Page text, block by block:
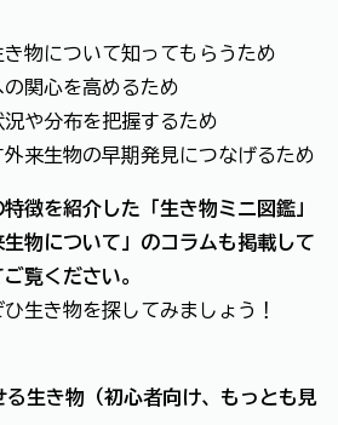
き物について知ってもらうため
の関心を高めるため
況や分布を把握するため
外来生物の早期発見につなげるため
徴を紹介した「生き物ミニ図鑑」
物について」のコラムも掲載して
覧ください。
生き物を探してみましょう！
生き物（初心者向け、もっとも見